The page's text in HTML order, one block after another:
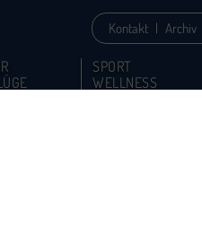
Kontakt | Archiv
SPORT
WELLNESS